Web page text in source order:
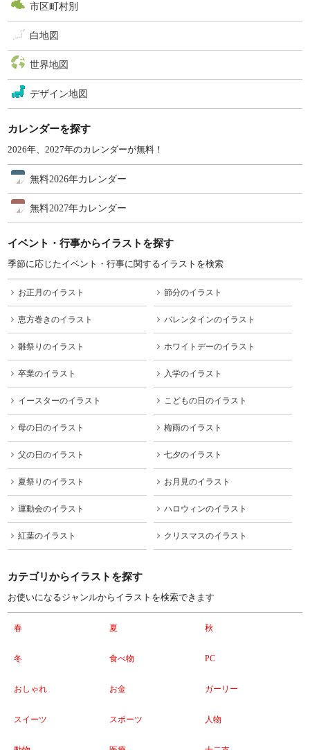
市区町村別
白地図
世界地図
デザイン地図
カレンダーを探す
2026年、2027年のカレンダーが無料！
無料2026年カレンダー
無料2027年カレンダー
イベント・行事からイラストを探す
季節に応じたイベント・行事に関するイラストを検索
お正月のイラスト 節分のイラスト
恵方巻きのイラスト バレンタインのイラスト
雛祭りのイラスト ホワイトデーのイラスト
卒業のイラスト 入学のイラスト
イースターのイラスト こどもの日のイラスト
母の日のイラスト 梅雨のイラスト
父の日のイラスト 七夕のイラスト
夏祭りのイラスト お月見のイラスト
運動会のイラスト ハロウィンのイラスト
紅葉のイラスト クリスマスのイラスト
カテゴリからイラストを探す
お使いになるジャンルからイラストを検索できます
春 夏 秋
冬 食べ物 PC
おしゃれ お金 ガーリー
スイーツ スポーツ 人物